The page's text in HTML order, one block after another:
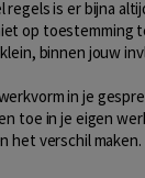
regels is er bijna
op toestemming
binnen jouw
in je
toe in je eigen
het verschil maken.